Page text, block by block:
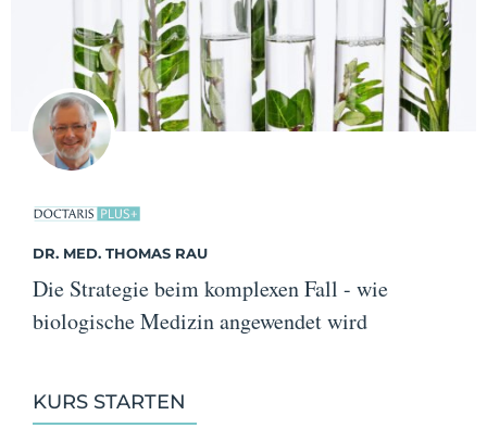
DR. MED. THOMAS RAU
Die Strategie beim komplexen Fall - wie
biologische Medizin angewendet wird
KURS STARTEN